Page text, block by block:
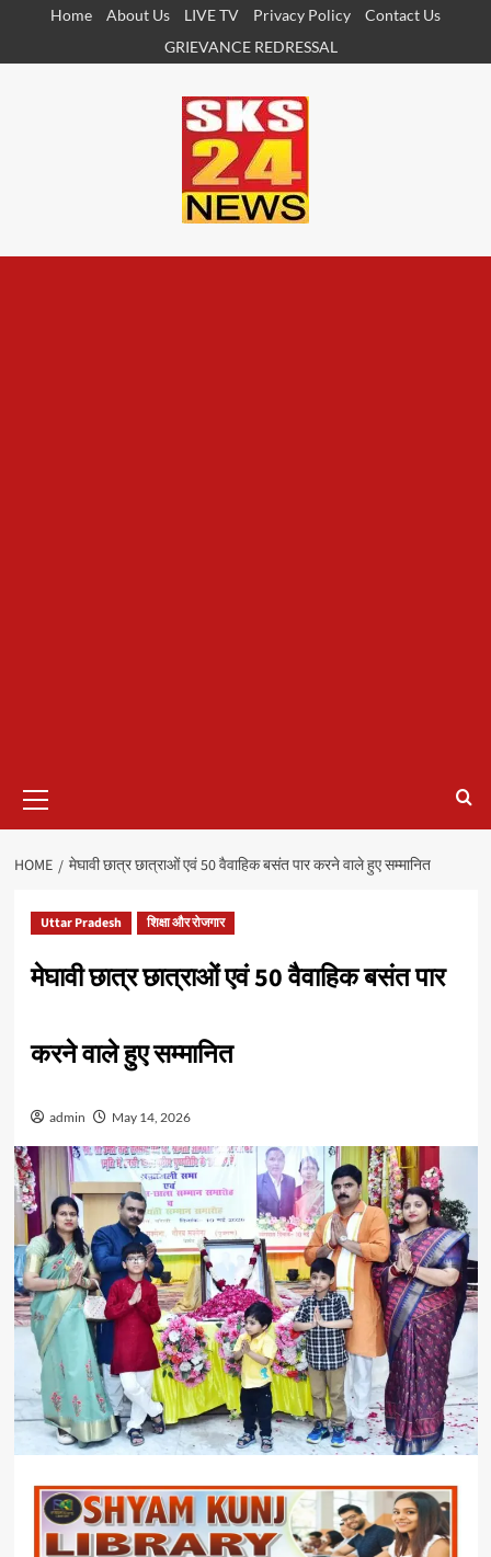
content
Home About Us LIVE TV Privacy Policy
Contact Us
GRIEVANCE REDRESSAL
Menu
HOME मेघावी छात्र छात्राओं एवं 50 वैवाहिक बसंत पार करने वाले हुए सम्मानित
Uttar Pradesh शिक्षा और रोजगार
मेघावी छात्र छात्राओं एवं 50 वैवाहिक बसंत पार
करने वाले हुए सम्मानित
admin May 14, 2026